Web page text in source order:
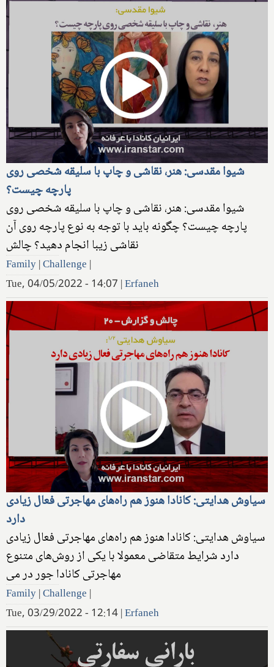
شیوا مقدسی: هنر، نقاشی و چاپ با سلیقه شخصی روی
پارچه چیست؟
شیوا مقدسی: هنر، نقاشی و چاپ با سلیقه شخصی روی
پارچه چیست؟ چگونه باید با توجه به نوع پارچه روی آن
نقاشی زیبا انجام دهید؟ چالش
Family|Challenge |
Tue, 04/05/2022 - 14:07 |Erfaneh
سیاوش هدایتی: کانادا هنوز هم راه‌های مهاجرتی فعال زیادی
دارد
سیاوش هدایتی: کانادا هنوز هم راه‌های مهاجرتی فعال زیادی
دارد شرایط متقاضی معمولا با یکی از روش‌های متنوع
مهاجرتی کانادا جور در می
Family|Challenge |
Tue, 03/29/2022 - 12:14|Erfaneh